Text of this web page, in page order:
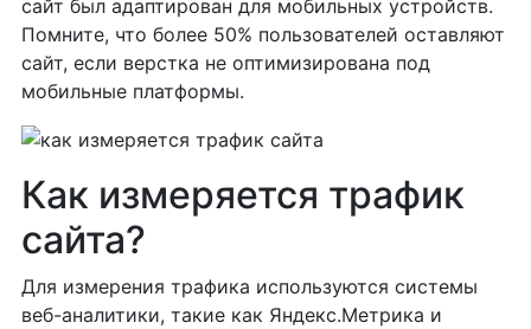
сайт был адаптирован для мобильных устройств.
Помните, что более 50% пользователей оставляют
сайт, если верстка не оптимизирована под
мобильные платформы.
Как измеряется трафик
сайта?
Для измерения трафика используются системы
веб-аналитики, такие как Яндекс.Метрика и